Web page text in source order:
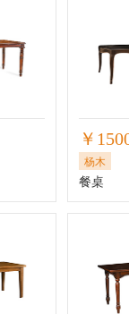
￥
杨木
餐桌